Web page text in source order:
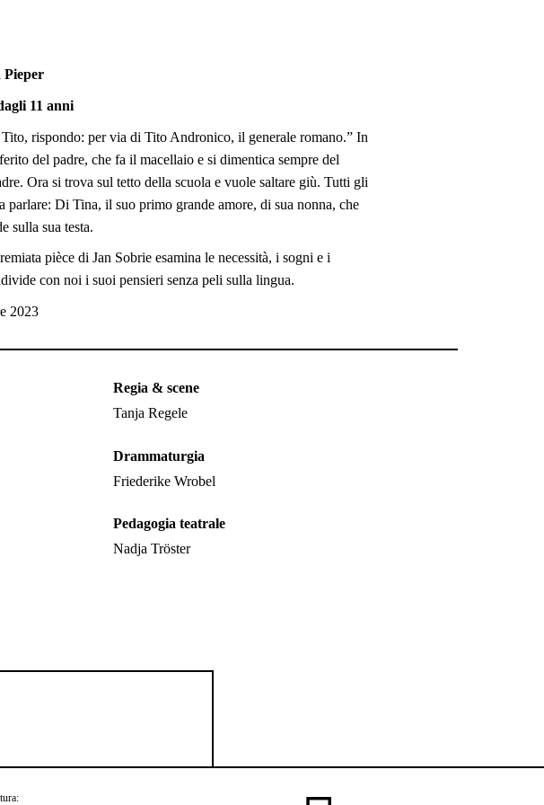
Pieper
11 anni
rispondo: per via di Tito Andronico, il generale romano.” In
del padre, che fa il macellaio e si dimentica sempre del
Ora si trova sul tetto della scuola e vuole saltare giù. Tutti gli
Di Tina, il suo primo grande amore, di sua nonna, che
sulla sua testa.
pièce di Jan Sobrie esamina le necessità, i sogni e i
con noi i suoi pensieri senza peli sulla lingua.
2023
Regia & scene
Tanja Regele
Drammaturgia
Friederike Wrobel
Pedagogia teatrale
Nadja Tröster